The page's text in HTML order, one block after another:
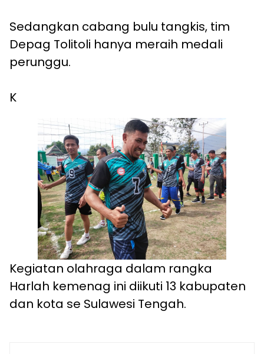
Sedangkan cabang bulu tangkis, tim
Depag Tolitoli hanya meraih medali
perunggu.
K
Kegiatan olahraga dalam rangka
Harlah kemenag ini diikuti 13 kabupaten
dan kota se Sulawesi Tengah.